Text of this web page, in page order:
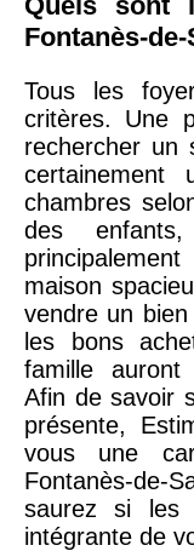
Fontanès-
Tous les
critères. Une
rechercher un
chambres
des
maison
vendre un
les bons
famille auront
Afin de savoir
présente,
vous une
Fontanès-
saurez si les
intégrante de